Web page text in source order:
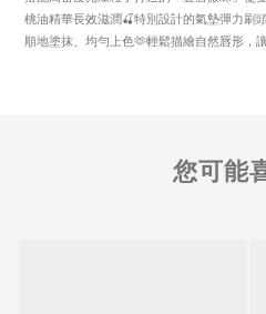
桃油精華長效滋潤🍒特別設計的氣墊彈力刷
順地塗抹、均勻上色🫶輕鬆描繪自然唇形，
您可能